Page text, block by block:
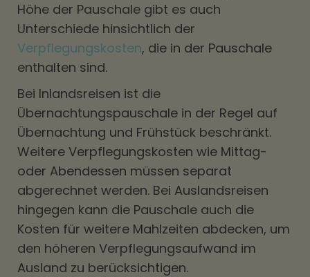
Höhe der Pauschale gibt es auch
Unterschiede hinsichtlich der
Verpflegungskosten, die in der Pauschale
enthalten sind.
Bei Inlandsreisen ist die
Übernachtungspauschale in der Regel auf
Übernachtung und Frühstück beschränkt.
Weitere Verpflegungskosten wie Mittag-
oder Abendessen müssen separat
abgerechnet werden. Bei Auslandsreisen
hingegen kann die Pauschale auch die
Kosten für weitere Mahlzeiten abdecken, um
den höheren Verpflegungsaufwand im
Ausland zu berücksichtigen.